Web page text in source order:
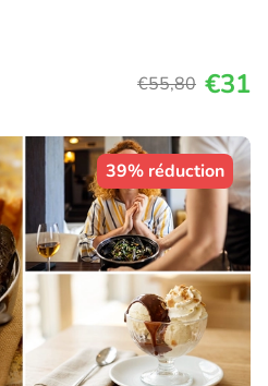
€55,80 €31
39% réduction